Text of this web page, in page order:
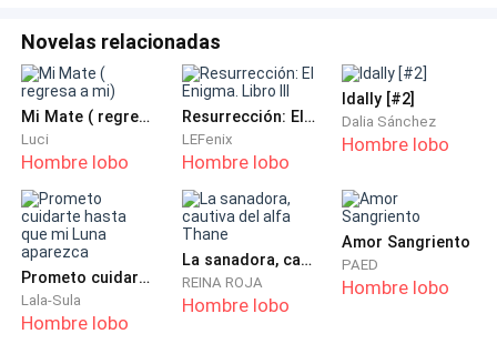
con la cabeza, mientras me dirijo a la cocina.
― ¿Cómo sigue Matt? ―me pregunta Richard al entrar
a la cocina, sin decirme ni hola ni nada. Típico de él.
a colocar la mesa para los ocho puestos, como si
Andrew fuera a aparecer hoy. Dejo la tetera cerca del
asiento de Maggie, quien no le gusta el café. Ella es
buena para ser una trabajadora social, de las cuales he
escuchado historias de terror de otros chicos que se
Novelas relacionadas
Mi Mate ( regresa a mi)
Luci
Hombre lobo
Resurrección: El Enigma. Libro III
LEFenix
Hombre lobo
Idally [#2]
Dalia Sánchez
Hombre lobo
Prometo cuidarte hasta que mi Luna aparezca
Lala-Sula
Hombre lobo
La sanadora, cautiva del alfa Thane
REINA ROJA
Hombre lobo
Amor Sangriento
PAED
Hombre lobo